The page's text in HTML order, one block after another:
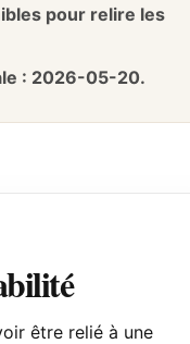
pour relire les
: 2026-05-20.
être relié à une